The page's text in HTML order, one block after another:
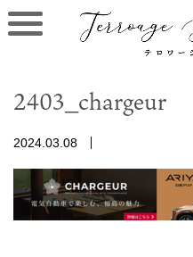
2403_chargeur
2024.03.08